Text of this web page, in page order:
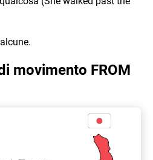
movimento FROM